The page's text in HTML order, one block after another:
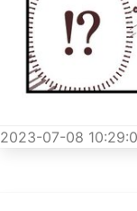
2023-07-08